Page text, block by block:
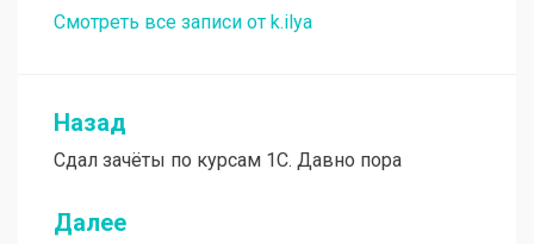
Смотреть все записи от k.ilya
Навигация
по
записям
Назад
Сдал зачёты по курсам 1С. Давно пора
Далее